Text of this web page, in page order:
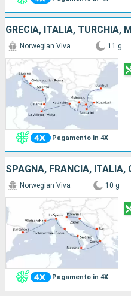
GRECIA, ITALIA, TURCHIA,
Pagamento in 4X
Norwegian Viva 11 g
Pagamento in 4X
Norwegian Viva 10 g